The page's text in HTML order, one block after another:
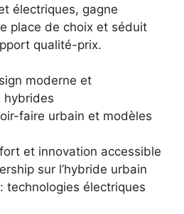
électriques, gagne
place de choix et séduit
qualité-prix.
moderne et
hybrides
faire urbain et modèles
et innovation accessible
sur l’hybride urbain
: technologies électriques